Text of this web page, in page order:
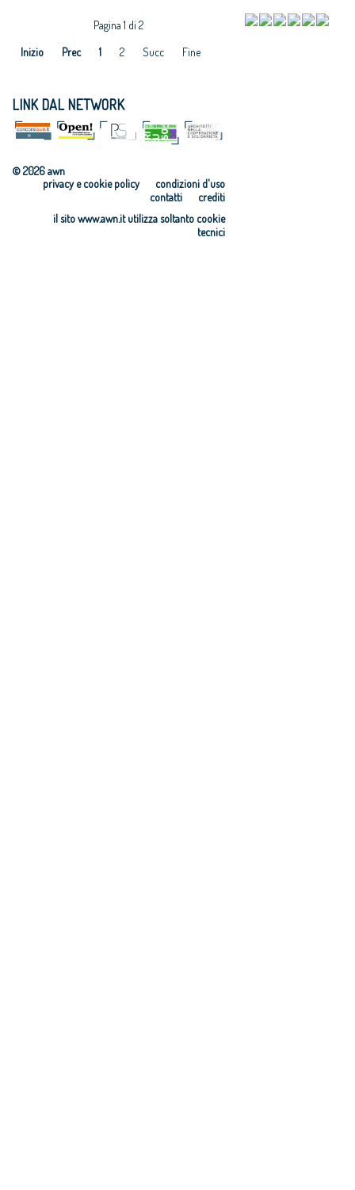
Pagina 1 di 2
Inizio
Prec 1 2 Succ Fine
LINK DAL NETWORK
© 2026 awn
condizioni d'uso
privacy e cookie policy
crediti
contatti
il sito www.awn.it utilizza soltanto cookie
tecnici